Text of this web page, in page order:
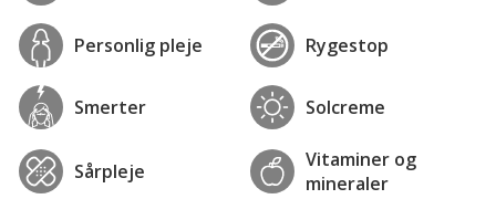
Personlig pleje Rygestop
Smerter Solcreme
Sårpleje
Vitaminer og
mineraler